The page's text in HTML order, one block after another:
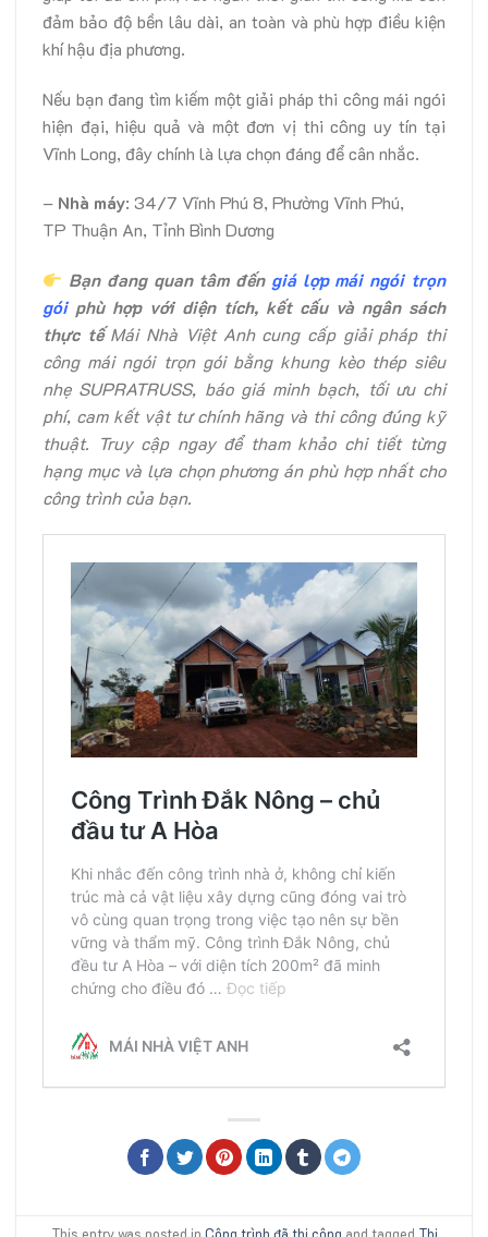
đảm bảo độ bền lâu dài, an toàn và phù hợp điều kiện
khí hậu địa phương.
Nếu bạn đang tìm kiếm một giải pháp thi công mái ngói
hiện đại, hiệu quả và một đơn vị thi công uy tín tại
Vĩnh Long, đây chính là lựa chọn đáng để cân nhắc.
– Nhà máy: 34/7 Vĩnh Phú 8, Phường Vĩnh Phú,
TP Thuận An, Tỉnh Bình Dương
Bạn đang quan tâm đến giá lợp mái ngói trọn
góiphù hợp với diện tích, kết cấu và ngân sách
thực tếMái Nhà Việt Anh cung cấp giải pháp thi
công mái ngói trọn gói bằng khung kèo thép siêu
nhẹ SUPRATRUSS, báo giá minh bạch, tối ưu chi
phí, cam kết vật tư chính hãng và thi công đúng kỹ
thuật. Truy cập ngay để tham khảo chi tiết từng
hạng mục và lựa chọn phương án phù hợp nhất cho
công trình của bạn.